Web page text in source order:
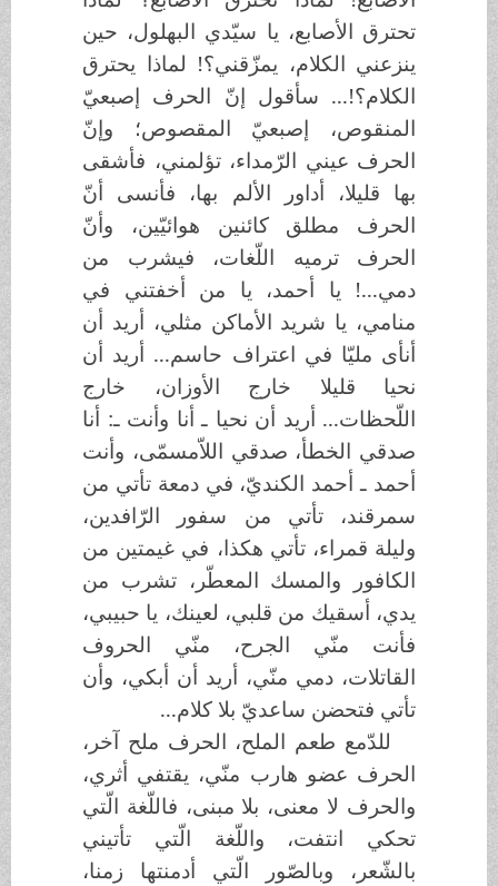
تحترق الأصابع، يا سيّدي البهلول، حين
ينزعني الكلام، يمزّقني؟! لماذا يحترق
الكلام؟!... سأقول إنّ الحرف إصبعيّ
المنقوص، إصبعيّ المقصوص؛ وإنّ
الحرف عيني الرّمداء، تؤلمني، فأشقى
بها قليلا، أداور الألم بها، فأنسى أنّ
الحرف مطلق كائنين هوائيّين، وأنّ
الحرف ترميه اللّغات، فيشرب من
دمي...! يا أحمد، يا من أخفتني في
منامي، يا شريد الأماكن مثلي، أريد أن
أنأى مليّا في اعتراف حاسم... أريد أن
نحيا قليلا خارج الأوزان، خارج
اللّحظات... أريد أن نحيا ـ أنا وأنت ـ: أنا
صدقي الخطأ، صدقي اللاّمسمّى، وأنت
أحمد ـ أحمد الكنديّ، في دمعة تأتي من
سمرقند، تأتي من سفور الرّافدين،
وليلة قمراء، تأتي هكذا، في غيمتين من
الكافور والمسك المعطّر، تشرب من
يدي، أسقيك من قلبي، لعينك، يا حبيبي،
فأنت منّي الجرح، منّي الحروف
القاتلات، دمي منّي، أريد أن أبكي، وأن
تأتي فتحضن ساعديّ بلا كلام...
للدّمع طعم الملح، الحرف ملح آخر،
الحرف عضو هارب منّي، يقتفي أثري،
والحرف لا معنى، بلا مبنى، فاللّغة الّتي
تحكي انتفت، واللّغة الّتي تأتيني
بالشّعر، وبالصّور الّتي أدمنتها زمنا،